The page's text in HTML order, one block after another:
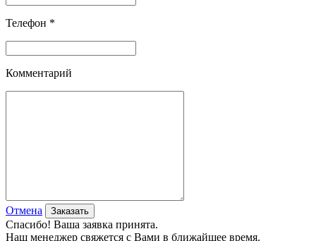
Телефон *
Комментарий
Отмена
Спасибо! Ваша заявка принята.
Наш менеджер свяжется с Вами в ближайшее время.